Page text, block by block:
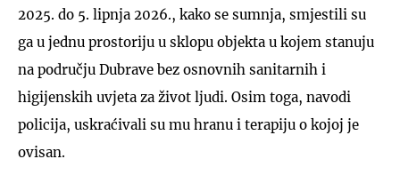
2025. do 5. lipnja 2026., kako se sumnja, smjestili su
ga u jednu prostoriju u sklopu objekta u kojem stanuju
na području Dubrave bez osnovnih sanitarnih i
higijenskih uvjeta za život ljudi. Osim toga, navodi
policija, uskraćivali su mu hranu i terapiju o kojoj je
ovisan.